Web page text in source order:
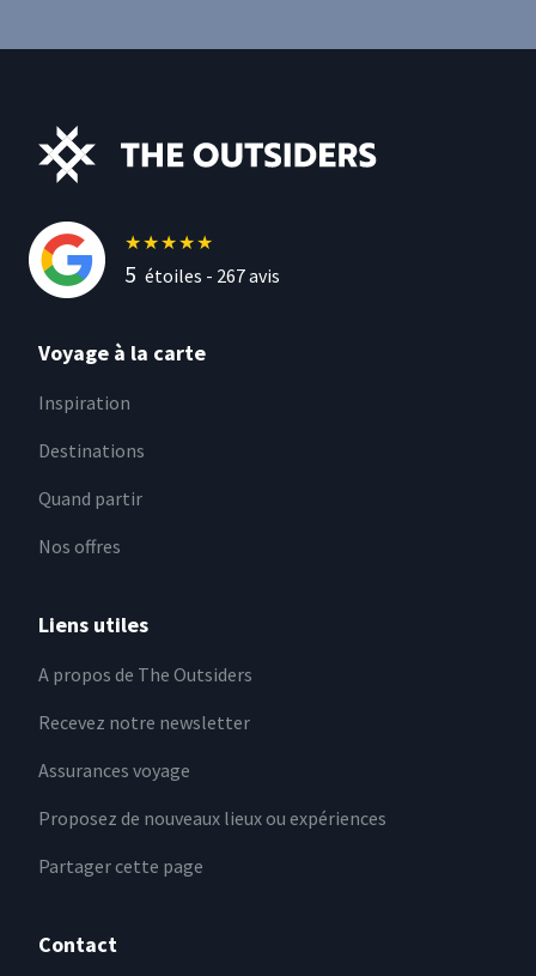
★★★★★
5 étoiles - 267avis
Voyage à la carte
Inspiration
Destinations
Quand partir
Nos offres
Liens utiles
A propos de The Outsiders
Recevez notre newsletter
Assurances voyage
Proposez de nouveaux lieux ou expériences
Partager cette page
Contact